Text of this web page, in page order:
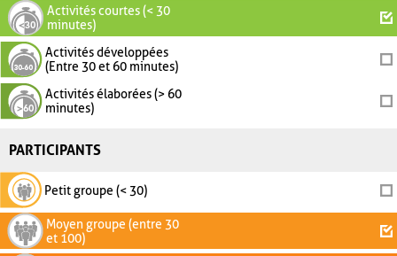
Activités courtes (< 30
minutes)
Activités développées
(Entre 30 et 60 minutes)
Activités élaborées (> 60
minutes)
PARTICIPANTS
Petit groupe (< 30)
Moyen groupe (entre 30
et 100)